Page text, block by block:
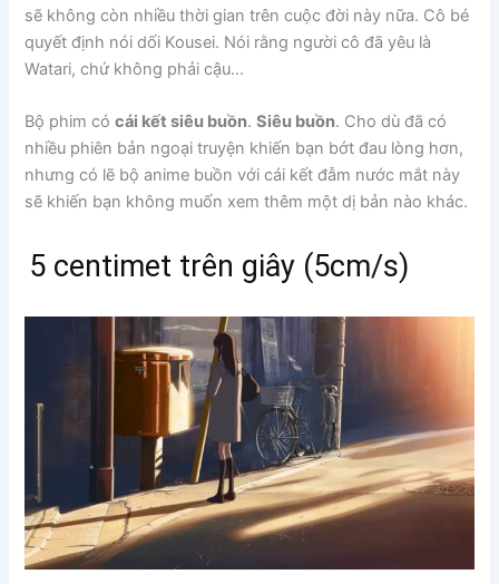
sẽ không còn nhiều thời gian trên cuộc đời này nữa. Cô bé
quyết định nói dối Kousei. Nói rằng người cô đã yêu là
Watari, chứ không phải cậu…
Bộ phim cócái kết siêu buồn.Siêu buồn. Cho dù đã có
nhiều phiên bản ngoại truyện khiến bạn bớt đau lòng hơn,
nhưng có lẽ bộ anime buồn với cái kết đẫm nước mắt này
sẽ khiến bạn không muốn xem thêm một dị bản nào khác.
5 centimet trên giây (5cm/s)